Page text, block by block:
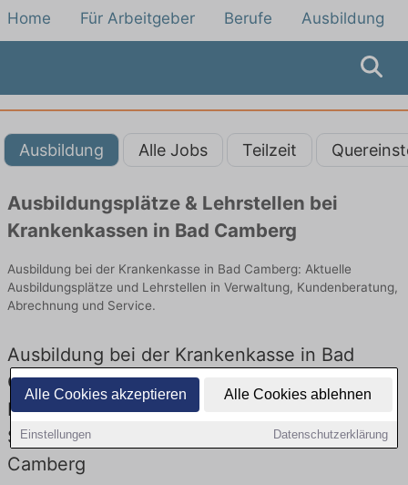
Alle Cookies akzeptieren Alle Cookies ablehnen
Einstellungen Datenschutzerklärung
Home Für Arbeitgeber Berufe Ausbildung
Ausbildung Alle Jobs Teilzeit
Ausbildungsplätze & Lehrstellen bei
Krankenkassen in Bad Camberg
Ausbildung bei der Krankenkasse in Bad Camberg: Aktuelle
Ausbildungsplätze und Lehrstellen in Verwaltung, Kundenberatung,
Abrechnung und Service.
Ausbildung bei der Krankenkasse in Bad
Camberg – Ausbildungsplätze und
Lehrstellen: Aktuell gibt es keine
Stellenangebote für Ausbildung in Bad
Camberg